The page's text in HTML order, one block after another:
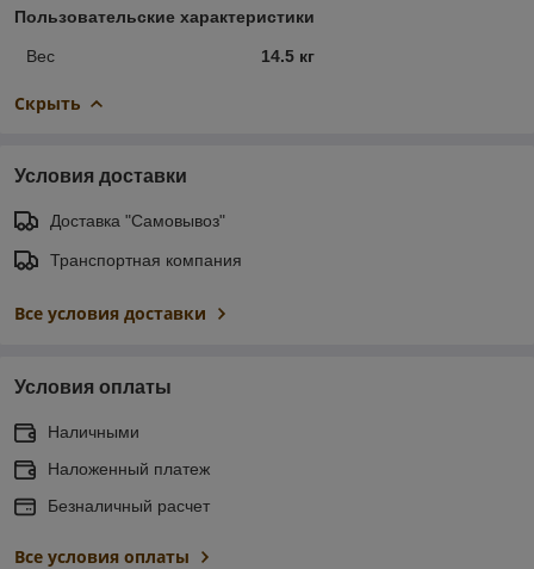
Пользовательские характеристики
Вес 14.5 кг
Скрыть
Условия доставки
Доставка "Самовывоз"
Транспортная компания
Все условия доставки
Условия оплаты
Наличными
Наложенный платеж
Безналичный расчет
Все условия оплаты